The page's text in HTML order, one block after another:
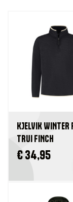
KJELVIK WINTER
TRUI FINCH
€ 34,95